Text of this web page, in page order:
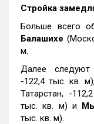
Стройка
Больше всего
Балашихе
м.
Далее следуют
-122,4 тыс. кв.
Татарстан, -
тыс. кв. м) и
тыс. кв. м).